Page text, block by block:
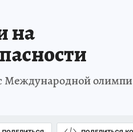
на
с Международной